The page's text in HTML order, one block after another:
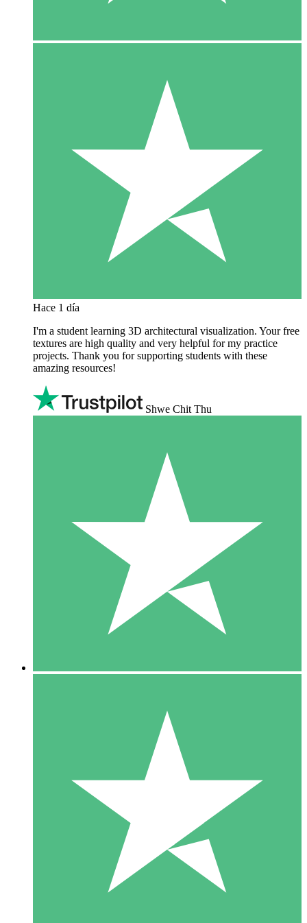
Hace 1 día
I'm a student learning 3D architectural visualization. Your free
textures are high quality and very helpful for my practice
projects. Thank you for supporting students with these
amazing resources!
Shwe Chit Thu